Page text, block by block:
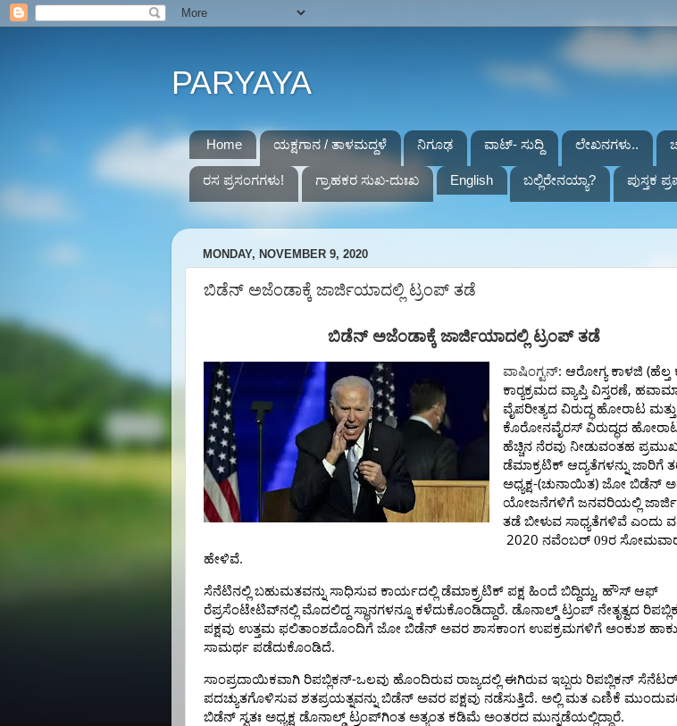
PARYAYA
Home ಯಕ್ಷಗಾನ / ತಾಳಮದ್ದಳೆ ನಿಗೂಢ ವಾಟ್- ಸುದ್ದಿ ಲೇಖನಗಳು..
ರಸ ಪ್ರಸಂಗಗಳು! ಗ್ರಾಹಕರ ಸುಖ-ದುಃಖ English ಬಲ್ಲಿರೇನಯ್ಯಾ? ಪುಸ್ತಕ
MONDAY, NOVEMBER 9, 2020
ಬಿಡೆನ್ ಅಜೆಂಡಾಕ್ಕೆ ಜಾರ್ಜಿಯಾದಲ್ಲಿ ಟ್ರಂಪ್ ತಡೆ
ಬಿಡೆನ್ ಅಜೆಂಡಾಕ್ಕೆ ಜಾರ್ಜಿಯಾದಲ್ಲಿ ಟ್ರಂಪ್ ತಡೆ
ವಾಷಿಂಗ್ಟನ್: ಆರೋಗ್ಯ ಕಾಳಜಿ(ಹೆಲ್ತ
ಕಾರ್‍ಯಕ್ರಮದ ವ್ಯಾಪ್ತಿ ವಿಸ್ತರಣೆ,
ವೈಪರೀತ್ಯದ ವಿರುದ್ಧ ಹೋರಾಟ ಮತ್ತು
ಕೊರೋನವೈರಸ್ ವಿರುದ್ಧದ
ಹೆಚ್ಚಿನ ನೆರವು ನೀಡುವಂತಹ
ಡೆಮಾಕ್ರಟಿಕ್ ಆದ್ಯತೆಗಳನ್ನು ಜಾರಿಗೆ
ಅಧ್ಯಕ್ಷ-(ಚುನಾಯಿತ) ಜೋ ಬಿಡೆನ್
ಯೋಜನೆಗಳಿಗೆ ಜನವರಿಯಲ್ಲಿ
ತಡೆ ಬೀಳುವ ಸಾಧ್ಯತೆಗಳಿವೆ ಎಂದು
2020 ನವೆಂಬರ್ 09ರ
ಹೇಳಿವೆ.
ಸೆನೆಟಿನಲ್ಲಿ ಬಹುಮತವನ್ನು ಸಾಧಿಸುವ ಕಾರ್ಯದಲ್ಲಿ ಡೆಮಾಕ್ರ್ರಟಿಕ್ ಪಕ್ಷ ಹಿಂದೆ ಬಿದ್ದಿದ್ದು, ಹೌಸ್ ಆಫ್
ರೆಪ್ರಸೆಂಟೇಟಿವ್‌ನಲ್ಲಿ ಮೊದಲಿದ್ದ ಸ್ಥಾನಗಳನ್ನೂ ಕಳೆದುಕೊಂಡಿದ್ದಾರೆ. ಡೊನಾಲ್ಡ್ ಟ್ರಂಪ್ ನೇತೃತ್ವದ
ಪಕ್ಷವು ಉತ್ತಮ ಫಲಿತಾಂಶದೊಂದಿಗೆ ಜೋ ಬಿಡೆನ್ ಅವರ ಶಾಸಕಾಂಗ ಉಪಕ್ರಮಗಳಿಗೆ ಅಂಕುಶ
ಸಾಮರ್ಥ ಪಡೆದುಕೊಂಡಿದೆ.
ಸಾಂಪ್ರದಾಯಿಕವಾಗಿ ರಿಪಬ್ಲಿಕನ್-ಒಲವು ಹೊಂದಿರುವ ರಾಜ್ಯದಲ್ಲಿ ಈಗಿರುವ ಇಬ್ಬರು ರಿಪಬ್ಲಿಕನ್
ಪದಚ್ಯುತಗೊಳಿಸುವ ಶತಪ್ರಯತ್ನವನ್ನು ಬಿಡೆನ್ ಅವರ ಪಕ್ಷವು ನಡೆಸುತ್ತಿದೆ. ಅಲ್ಲಿ ಮತ ಎಣಿಕೆ
ಬಿಡೆನ್ ಸ್ವತಃ ಅಧ್ಯಕ್ಷ ಡೊನಾಲ್ಡ್ ಟ್ರಂಪ್‌ಗಿಂತ ಅತ್ಯಂತ ಕಡಿಮೆ ಅಂತರದ ಮುನ್ನಡೆಯಲ್ಲಿದ್ದಾರೆ.